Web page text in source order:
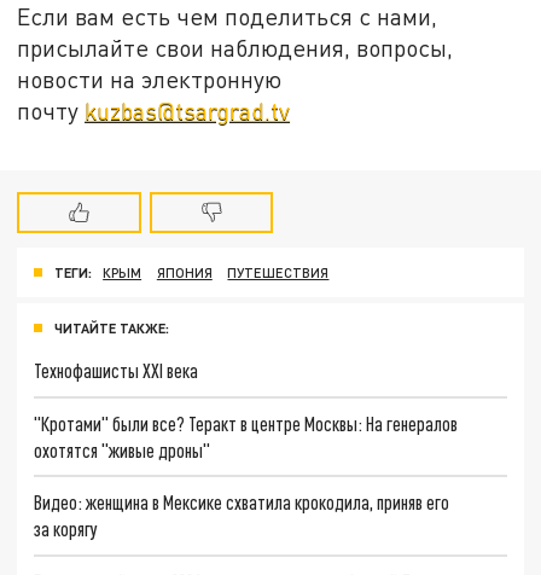
Если вам есть чем поделиться с нами,
присылайте свои наблюдения, вопросы,
новости на электронную
почту kuzbas@tsargrad.tv
ТЕГИ: КРЫМ ЯПОНИЯ ПУТЕШЕСТВИЯ
ЧИТАЙТЕ ТАКЖЕ:
Технофашисты XXI века
"Кротами" были все? Теракт в центре Москвы: На генералов
охотятся "живые дроны"
Видео: женщина в Мексике схватила крокодила, приняв его
за корягу